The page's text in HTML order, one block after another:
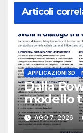
Articoli
APPLICAZIONI 3D
Dalla
modello
studiare
e cellule
AGO 7, 2026